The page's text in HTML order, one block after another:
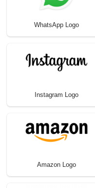
WhatsApp Logo
Instagram Logo
Amazon Logo